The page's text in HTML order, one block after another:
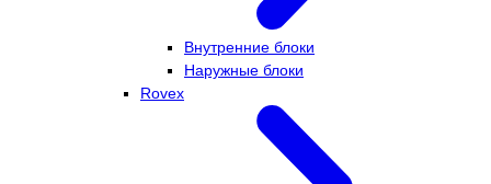
Внутренние блоки
Наружные блоки
Rovex